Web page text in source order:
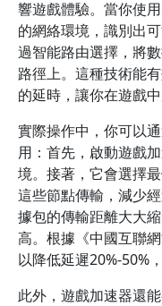
響遊戲體驗。當你使
的網絡環境，識別出
過智能路由選擇，將
路徑上。這種技術能
的延時，讓你在遊戲
實際操作中，你可以
用：首先，啟動遊戲
境。接著，它會選擇
這些節點傳輸，減少
據包的傳輸距離大大
高。根據《中國互聯
以降低延遲20%-50%
此外，遊戲加速器還